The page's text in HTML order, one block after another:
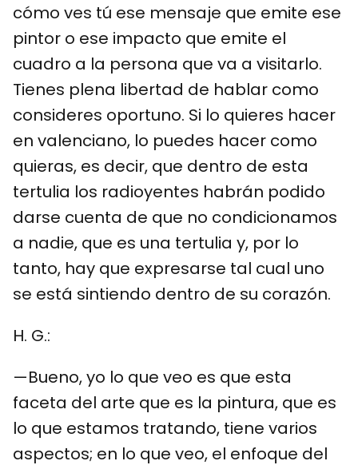
cómo ves tú ese mensaje que emite ese
pintor o ese impacto que emite el
cuadro a la persona que va a visitarlo.
Tienes plena libertad de hablar como
consideres oportuno. Si lo quieres hacer
en valenciano, lo puedes hacer como
quieras, es decir, que dentro de esta
tertulia los radioyentes habrán podido
darse cuenta de que no condicionamos
a nadie, que es una tertulia y, por lo
tanto, hay que expresarse tal cual uno
se está sintiendo dentro de su corazón.
H. G.:
—Bueno, yo lo que veo es que esta
faceta del arte que es la pintura, que es
lo que estamos tratando, tiene varios
aspectos; en lo que veo, el enfoque del